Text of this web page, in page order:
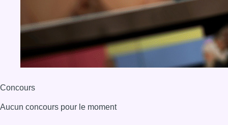
Concours
Aucun concours pour le moment